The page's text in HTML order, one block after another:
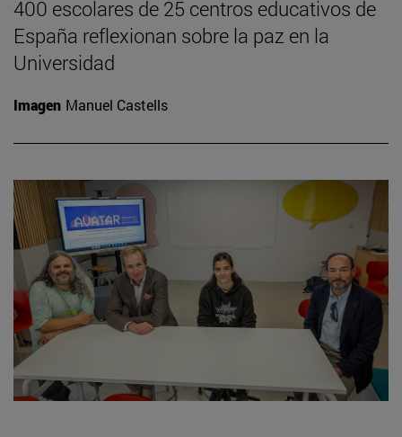
400 escolares de 25 centros educativos de
España reflexionan sobre la paz en la
Universidad
Imagen Manuel Castells